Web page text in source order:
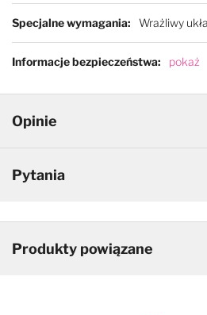
Specjalne wymagania Wrażliwy
Informacje bezpieczeństwa pokaż
Opinie
Pytania
Produkty powiązane